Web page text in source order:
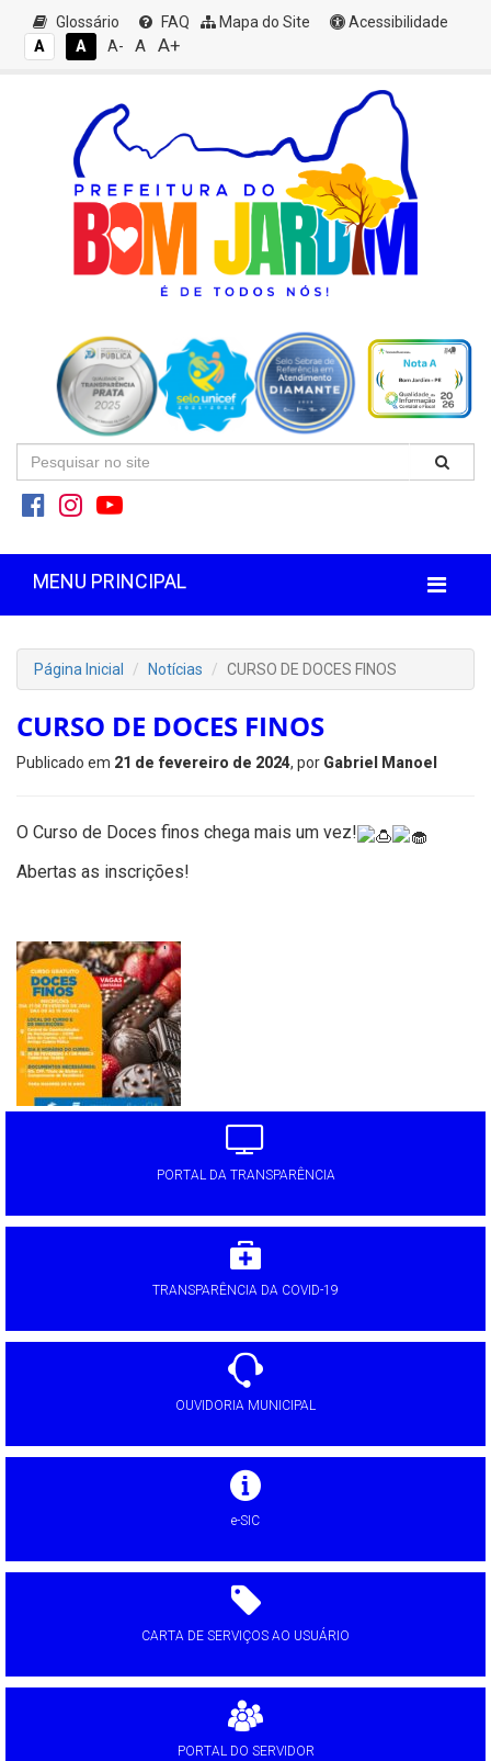
Glossário FAQ Mapa do Site
Acessibilidade
A
A A- A A+
MENU PRINCIPAL
Página Inicial Notícias CURSO DE DOCES FINOS
CURSO DE DOCES FINOS
Publicado em 21 de fevereiro de 2024, por Gabriel Manoel
O Curso de Doces finos chega mais um vez!
Abertas as inscrições!
PORTAL DA TRANSPARÊNCIA
TRANSPARÊNCIA DA COVID-19
OUVIDORIA MUNICIPAL
e-SIC
CARTA DE SERVIÇOS AO USUÁRIO
PORTAL DO SERVIDOR
'